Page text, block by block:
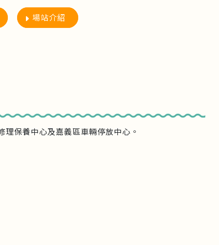
場站介紹
保養中心及嘉義區車輛停放中心。